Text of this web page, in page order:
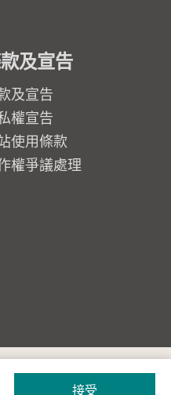
及宣告
及宣告
權宣告
使用條款
權爭議處理
接受